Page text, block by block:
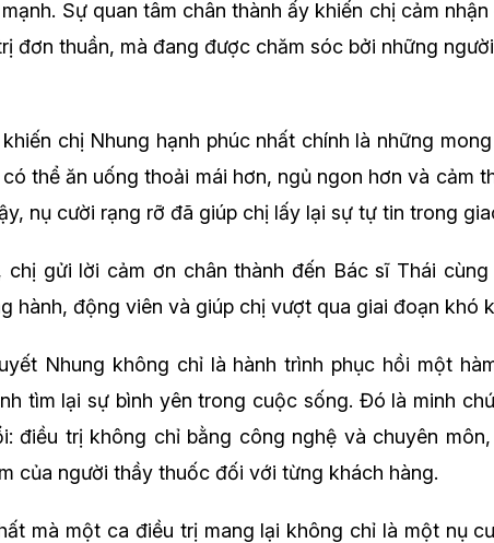
Sự quan tâm chân thành ấy khiến chị cảm
đơn thuần, mà đang được chăm sóc bởi những
chị Nhung hạnh phúc nhất chính là những
thể ăn uống thoải mái hơn, ngủ ngon hơn và cảm
nụ cười rạng rỡ đã giúp chị lấy lại sự tự tin trong
chị gửi lời cảm ơn chân thành đến Bác sĩ Thái
hành, động viên và giúp chị vượt qua giai đoạn khó
Nhung không chỉ là hành trình phục hồi một
tìm lại sự bình yên trong cuộc sống. Đó là minh
điều trị không chỉ bằng công nghệ và chuyên
của người thầy thuốc đối với từng khách hàng.
mà một ca điều trị mang lại không chỉ là một nụ